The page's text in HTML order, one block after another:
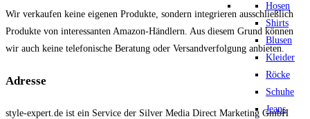
Hosen
Shirts
Blusen
Kleider
Röcke
Schuhe
Jeans
Wir verkaufen keine eigenen Produkte, sondern integrieren ausschließlich
Produkte von interessanten Amazon-Händlern. Aus diesem Grund können
wir auch keine telefonische Beratung oder Versandverfolgung anbieten.
Adresse
style-expert.de ist ein Service der Silver Media Direct Marketing GmbH